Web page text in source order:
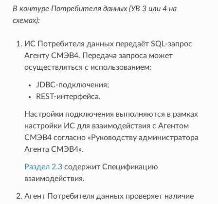
В контуре Потребителя данных (УВ 3 или 4 на
схемах):
ИС Потребителя данных передаёт SQL-запрос
Агенту СМЭВ4. Передача запроса может
осуществляться с использованием:
JDBC-подключения;
REST-интерфейса.
Настройки подключения выполняются в рамках
настройки ИС для взаимодействия с Агентом
СМЭВ4 согласно «Руководству администратора
Агента СМЭВ4».
Раздел 2.3содержит Спецификацию
взаимодействия.
Агент Потребителя данных проверяет наличие